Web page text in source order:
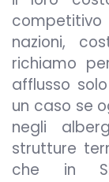
nazioni,
richiamo
afflusso
un caso se
negli
strutture
che in